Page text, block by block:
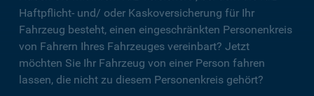
Haftpflicht- und/ oder Kaskoversicherung für Ihr
Fahrzeug besteht, einen eingeschränkten Personenkreis
von Fahrern Ihres Fahrzeuges vereinbart? Jetzt
möchten Sie Ihr Fahrzeug von einer Person fahren
lassen, die nicht zu diesem Personenkreis gehört?